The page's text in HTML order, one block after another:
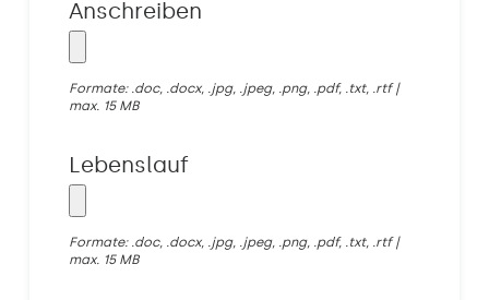
Anschreiben
Formate: .doc, .docx, .jpg, .jpeg, .png, .pdf, .txt, .rtf |
max. 15 MB
Lebenslauf
Formate: .doc, .docx, .jpg, .jpeg, .png, .pdf, .txt, .rtf |
max. 15 MB